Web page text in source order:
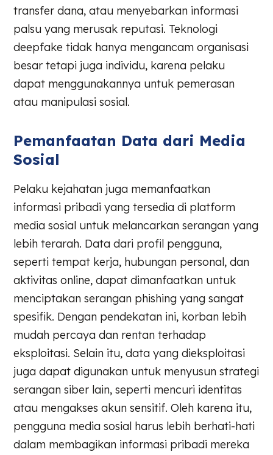
transfer dana, atau menyebarkan informasi
palsu yang merusak reputasi. Teknologi
deepfake tidak hanya mengancam organisasi
besar tetapi juga individu, karena pelaku
dapat menggunakannya untuk pemerasan
atau manipulasi sosial.
Pemanfaatan Data dari Media
Sosial
Pelaku kejahatan juga memanfaatkan
informasi pribadi yang tersedia di platform
media sosial untuk melancarkan serangan yang
lebih terarah. Data dari profil pengguna,
seperti tempat kerja, hubungan personal, dan
aktivitas online, dapat dimanfaatkan untuk
menciptakan serangan phishing yang sangat
spesifik. Dengan pendekatan ini, korban lebih
mudah percaya dan rentan terhadap
eksploitasi. Selain itu, data yang dieksploitasi
juga dapat digunakan untuk menyusun strategi
serangan siber lain, seperti mencuri identitas
atau mengakses akun sensitif. Oleh karena itu,
pengguna media sosial harus lebih berhati-hati
dalam membagikan informasi pribadi mereka